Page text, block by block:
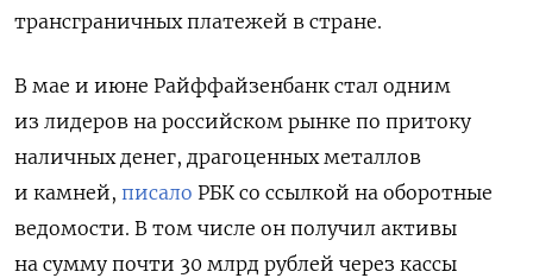
трансграничных платежей в стране.
В мае и июне Райффайзенбанк стал одним
из лидеров на российском рынке по притоку
наличных денег, драгоценных металлов
и камней, писало РБК со ссылкой на оборотные
ведомости. В том числе он получил активы
на сумму почти 30 млрд рублей через кассы